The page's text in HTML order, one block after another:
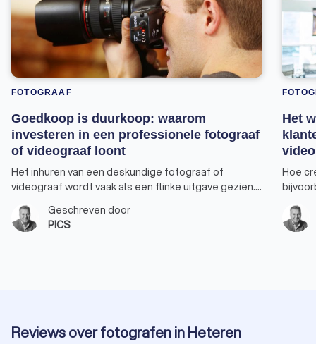
FOTOGRAAF
Goedkoop is duurkoop: waarom
investeren in een professionele fotograaf
of videograaf loont
Het inhuren van een deskundige fotograaf of
videograaf wordt vaak als een flinke uitgave gezien.
Fotograaf Sam Huibers van PICS legt uit hoe de
prijzen in deze sector zijn samengesteld en geeft
redenen waarom te kiezen voor een professional. Hij
Geschreven door
PICS
Het
Hoe
van
Reviews over fotografen in Heteren